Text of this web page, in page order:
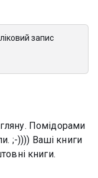
запис
Помідорами
;-)))) Ваші книги
книги.